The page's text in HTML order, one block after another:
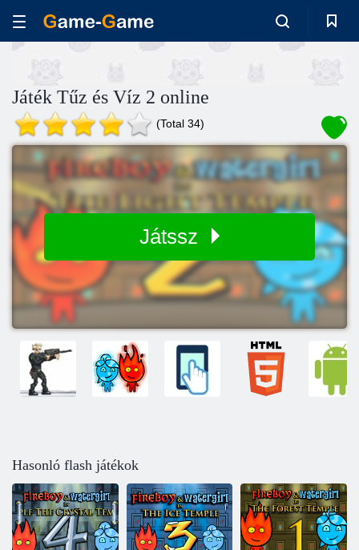
Játék Tűz és Víz 2 online
(Total 34)
Játssz
Hasonló flash játékok